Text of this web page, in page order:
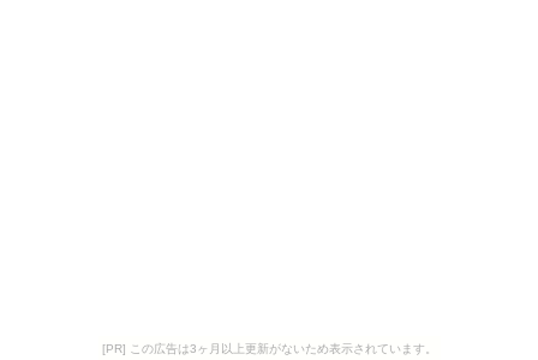
[PR] この広告は3ヶ月以上更新がないため表示されています。